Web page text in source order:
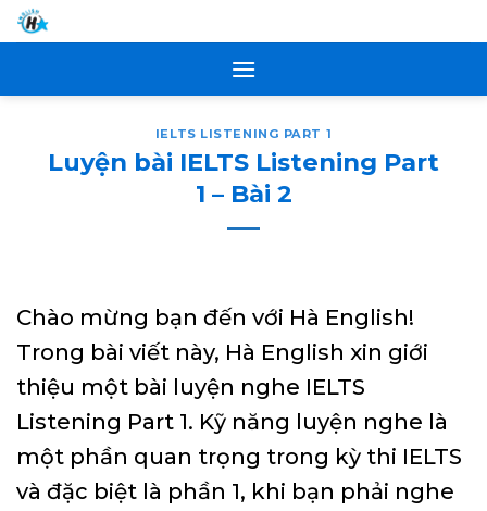
Skip
to
IELTS LISTENING PART 1
Luyện bài IELTS Listening Part
1 – Bài 2
Chào mừng bạn đến với Hà English!
Trong bài viết này, Hà English xin giới
thiệu một bài luyện nghe IELTS
Listening Part 1. Kỹ năng luyện nghe là
một phần quan trọng trong kỳ thi IELTS
và đặc biệt là phần 1, khi bạn phải nghe